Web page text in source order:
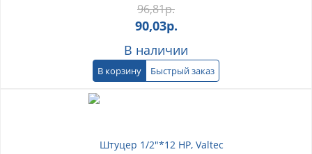
96,81р.
90,03р.
В наличии
В корзину Быстрый заказ